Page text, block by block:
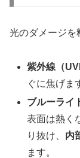
光のダメージを
紫外線（
ぐに焦げま
ブルーライ
表面は熱く
り抜け、 内
ます。